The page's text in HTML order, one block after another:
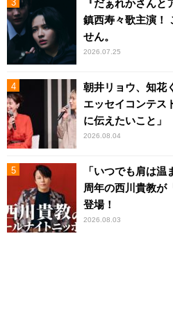
『だぁれかさん
鎮西寿々歌主演！
せん。
2026.07.25
朝井リョウ、知花
エッセイコンテス
に伝えたいこと」
2026.08.04
「いつでも肩は
周年の西川貴教が
登場！
2026.08.03